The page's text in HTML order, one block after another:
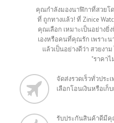
คุณกำลังมองนาฬิกาที่สวย
ที่ ถูกทางแล้ว! ที่ Zinice
คุณเลือก เหมาะเป็นอย่าง
เองหรือคนที่คุณรัก เพราะน
แล้วเป็นอย่างดีว่า สวยง
"ราคาไ
จัดส่งรวดเร็วทั่วประ
เลือกโอนเงินหรือเก็
รับประกันสินค้าดีมี